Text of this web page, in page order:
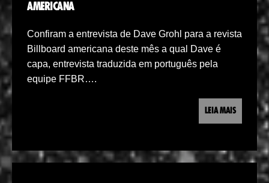
AMERICANA
Confiram a entrevista de Dave Grohl para a revista
Billboard americana deste mês a qual Dave é
capa, entrevista traduzida em português pela
equipe FFBR….
LEIA MAIS